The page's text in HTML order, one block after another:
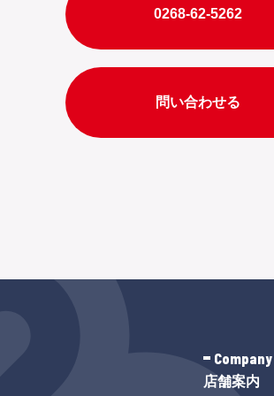
0268-62-5262
問い合わせる
店舗案内
Company